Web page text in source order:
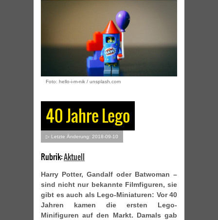
Foto: hello-i-m-nik / unsplash.com
40 Jahre Lego
▷ Letzte Änderung: 2018-09-10
Rubrik:Aktuell
Harry Potter, Gandalf oder Batwoman –
sind nicht nur bekannte Filmfiguren, sie
gibt es auch als Lego-Miniaturen: Vor 40
Jahren kamen die ersten Lego-
Minifiguren auf den Markt. Damals gab